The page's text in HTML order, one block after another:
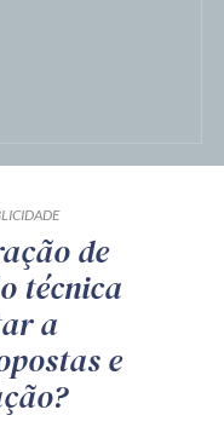
de
técnica
a
e